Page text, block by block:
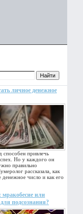
личное денежное
способен привлечь
Но у каждого он
правильно
рассказала, как
денежное число и как его
или
подсознания?